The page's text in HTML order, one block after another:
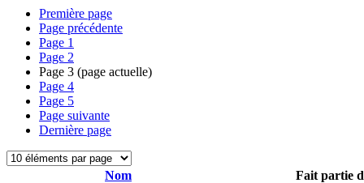
Première page
Page précédente
Page 1
Page 2
Page 3 (page actuelle)
Page 4
Page 5
Page suivante
Dernière page
Nom
Fait partie